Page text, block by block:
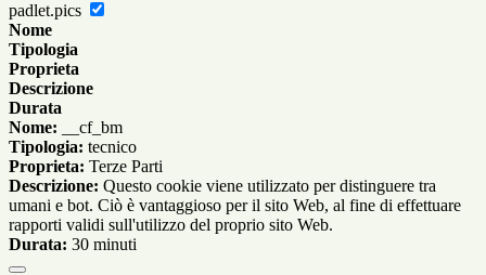
padlet.pics
Nome
Tipologia
Proprieta
Descrizione
Durata
Nome: __cf_bm
Tipologia: tecnico
Proprieta: Terze Parti
Descrizione: Questo cookie viene utilizzato per distinguere tra
umani e bot. Ciò è vantaggioso per il sito Web, al fine di effettuare
rapporti validi sull'utilizzo del proprio sito Web.
Durata: 30 minuti